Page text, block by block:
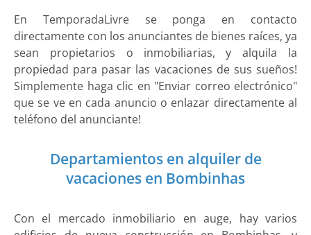
En TemporadaLivre se ponga en contacto
directamente con los anunciantes de bienes raíces, ya
sean propietarios o inmobiliarias, y alquila la
propiedad para pasar las vacaciones de sus sueños!
Simplemente haga clic en "Enviar correo electrónico"
que se ve en cada anuncio o enlazar directamente al
teléfono del anunciante!
Departamientos en alquiler de
vacaciones en Bombinhas
Con el mercado inmobiliario en auge, hay varios